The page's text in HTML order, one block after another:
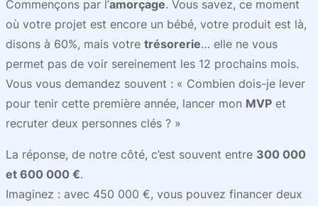
Commençons par l’amorçage. Vous savez, ce moment
où votre projet est encore un bébé, votre produit est là,
disons à 60%, mais votre trésorerie… elle ne vous
permet pas de voir sereinement les 12 prochains mois.
Vous vous demandez souvent : « Combien dois-je lever
pour tenir cette première année, lancer mon MVP et
recruter deux personnes clés ? »
La réponse, de notre côté, c’est souvent entre 300 000
et 600 000 €.
Imaginez : avec 450 000 €, vous pouvez financer deux